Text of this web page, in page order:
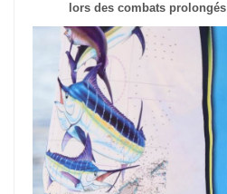
lors des combats prolongés